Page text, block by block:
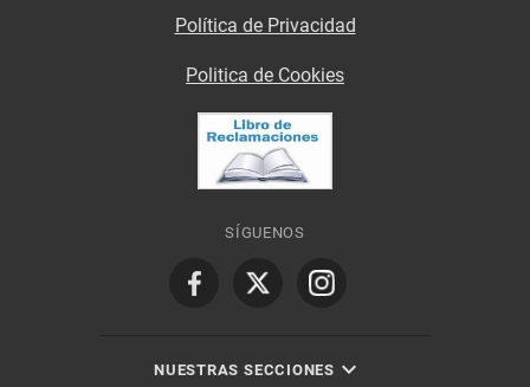
Política de Privacidad
Politica de Cookies
SÍGUENOS
NUESTRAS SECCIONES